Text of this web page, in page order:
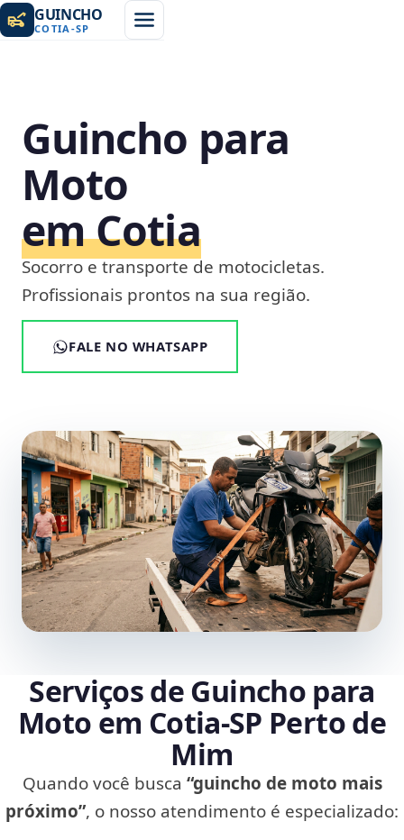
GUINCHO
COTIA -SP
Guincho para
Moto
em Cotia
Socorro e transporte de motocicletas.
Profissionais prontos na sua região.
FALE NO WHATSAPP
Serviços de Guincho para
Moto em Cotia‑SP Perto de
Mim
Quando você busca “guincho de moto mais
próximo”, o nosso atendimento é especializado: